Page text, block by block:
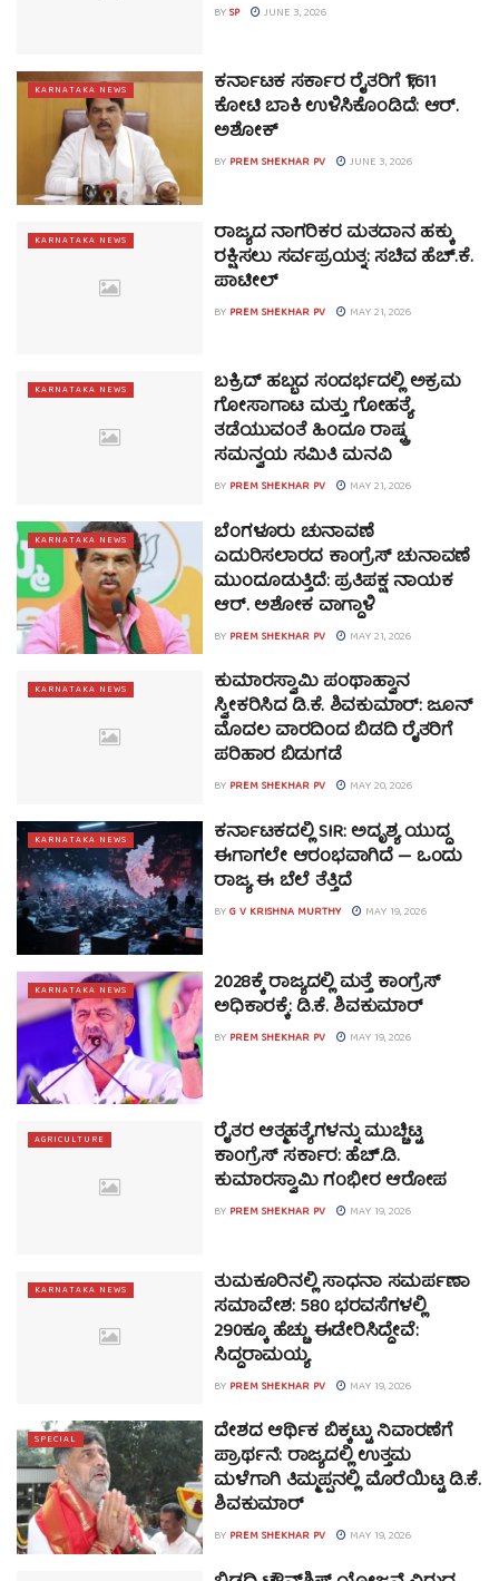
BYSP JUNE 3, 2026
KARNATAKA NEWS ಕರ್ನಾಟಕ ಸರ್ಕಾರ ರೈತರಿಗೆ ₹1,611
ಕೋಟಿ ಬಾಕಿ ಉಳಿಸಿಕೊಂಡಿದೆ: ಆರ್.
ಅಶೋಕ್
BY PREM SHEKHAR PV JUNE 3, 2026
KARNATAKA NEWS ರಾಜ್ಯದ ನಾಗರಿಕರ ಮತದಾನ ಹಕ್ಕು
ರಕ್ಷಿಸಲು ಸರ್ವಪ್ರಯತ್ನ: ಸಚಿವ ಹೆಚ್.ಕೆ.
ಪಾಟೀಲ್
BY PREM SHEKHAR PV MAY 21, 2026
KARNATAKA NEWS ಬಕ್ರಿದ್ ಹಬ್ಬದ ಸಂದರ್ಭದಲ್ಲಿ ಅಕ್ರಮ
ಗೋಸಾಗಾಟ ಮತ್ತು ಗೋಹತ್ಯೆ
ತಡೆಯುವಂತೆ ಹಿಂದೂ ರಾಷ್ಟ್ರ
ಸಮನ್ವಯ ಸಮಿತಿ ಮನವಿ
BY PREM SHEKHAR PV MAY 21, 2026
KARNATAKA NEWS ಬೆಂಗಳೂರು ಚುನಾವಣೆ
ಎದುರಿಸಲಾರದ ಕಾಂಗ್ರೆಸ್ ಚುನಾವಣೆ
ಮುಂದೂಡುತ್ತಿದೆ: ಪ್ರತಿಪಕ್ಷ ನಾಯಕ
ಆರ್. ಅಶೋಕ ವಾಗ್ದಾಳಿ
BY PREM SHEKHAR PV MAY 21, 2026
KARNATAKA NEWS ಕುಮಾರಸ್ವಾಮಿ ಪಂಥಾಹ್ವಾನ
ಸ್ವೀಕರಿಸಿದ ಡಿ.ಕೆ. ಶಿವಕುಮಾರ್: ಜೂನ್
ಮೊದಲ ವಾರದಿಂದ ಬಿಡದಿ ರೈತರಿಗೆ
ಪರಿಹಾರ ಬಿಡುಗಡೆ
BY PREM SHEKHAR PV MAY 20, 2026
KARNATAKA NEWS ಕರ್ನಾಟಕದಲ್ಲಿ SIR: ಅದೃಶ್ಯ ಯುದ್ಧ
ಈಗಾಗಲೇ ಆರಂಭವಾಗಿದೆ — ಒಂದು
ರಾಜ್ಯ ಈ ಬೆಲೆ ತೆತ್ತಿದೆ
BYG V KRISHNA MURTHY MAY 19, 2026
KARNATAKA NEWS 2028ಕ್ಕೆ ರಾಜ್ಯದಲ್ಲಿ ಮತ್ತೆ ಕಾಂಗ್ರೆಸ್
ಅಧಿಕಾರಕ್ಕೆ: ಡಿ.ಕೆ. ಶಿವಕುಮಾರ್
BY PREM SHEKHAR PV MAY 19, 2026
AGRICULTURE ರೈತರ ಆತ್ಮಹತ್ಯೆಗಳನ್ನು ಮುಚ್ಚಿಟ್ಟ
ಕಾಂಗ್ರೆಸ್ ಸರ್ಕಾರ: ಹೆಚ್.ಡಿ.
ಕುಮಾರಸ್ವಾಮಿ ಗಂಭೀರ ಆರೋಪ
BY PREM SHEKHAR PV MAY 19, 2026
KARNATAKA NEWS ತುಮಕೂರಿನಲ್ಲಿ ಸಾಧನಾ ಸಮರ್ಪಣಾ
ಸಮಾವೇಶ: 580 ಭರವಸೆಗಳಲ್ಲಿ
290ಕ್ಕೂ ಹೆಚ್ಚು ಈಡೇರಿಸಿದ್ದೇವೆ:
ಸಿದ್ದರಾಮಯ್ಯ
BY PREM SHEKHAR PV MAY 19, 2026
SPECIAL ದೇಶದ ಆರ್ಥಿಕ ಬಿಕ್ಕಟ್ಟು ನಿವಾರಣೆಗೆ
ಪ್ರಾರ್ಥನೆ: ರಾಜ್ಯದಲ್ಲಿ ಉತ್ತಮ
ಮಳೆಗಾಗಿ ತಿಮ್ಮಪ್ಪನಲ್ಲಿ ಮೊರೆಯಿಟ್ಟ ಡಿ.ಕೆ.
ಶಿವಕುಮಾರ್
BY PREM SHEKHAR PV MAY 19, 2026